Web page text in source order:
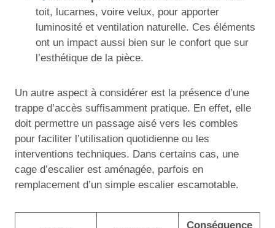
toit, lucarnes, voire velux, pour apporter
luminosité et ventilation naturelle. Ces éléments
ont un impact aussi bien sur le confort que sur
l’esthétique de la pièce.
Un autre aspect à considérer est la présence d’une
trappe d’accès suffisamment pratique. En effet, elle
doit permettre un passage aisé vers les combles
pour faciliter l’utilisation quotidienne ou les
interventions techniques. Dans certains cas, une
cage d’escalier est aménagée, parfois en
remplacement d’un simple escalier escamotable.
Conséquence